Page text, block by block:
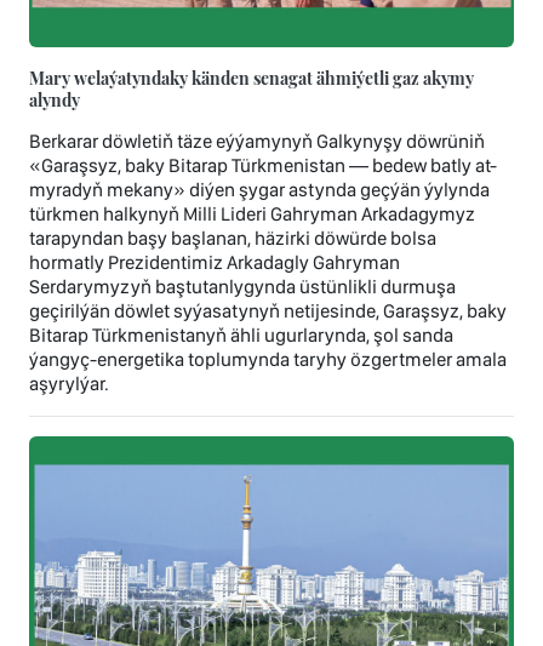
Mary welaýatyndaky känden senagat ähmiýetli gaz akymy
alyndy
Berkarar döwletiň täze eýýamynyň Galkynyşy döwrüniň
«Garaşsyz, baky Bitarap Türkmenistan — bedew batly at-
myradyň mekany» diýen şygar astynda geçýän ýylynda
türkmen halkynyň Milli Lideri Gahryman Arkadagymyz
tarapyndan başy başlanan, häzirki döwürde bolsa
hormatly Prezidentimiz Arkadagly Gahryman
Serdarymyzyň baştutanlygynda üstünlikli durmuşa
geçirilýän döwlet syýasatynyň netijesinde, Garaşsyz, baky
Bitarap Türkmenistanyň ähli ugurlarynda, şol sanda
ýangyç-energetika toplumynda taryhy özgertmeler amala
aşyrylýar.